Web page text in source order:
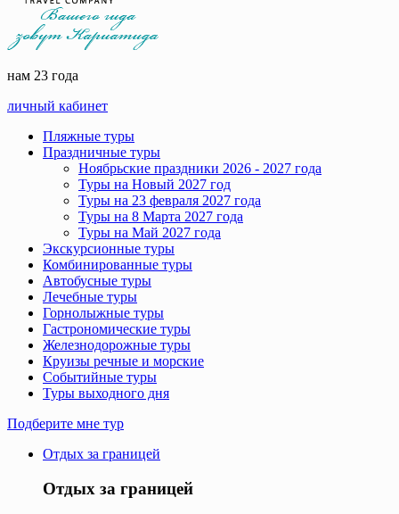
нам 23 года
личный кабинет
Пляжные туры
Праздничные туры
Ноябрьские праздники 2026 - 2027 года
Туры на Новый 2027 год
Туры на 23 февраля 2027 года
Туры на 8 Марта 2027 года
Туры на Май 2027 года
Экскурсионные туры
Комбинированные туры
Автобусные туры
Лечебные туры
Горнолыжные туры
Гастрономические туры
Железнодорожные туры
Круизы речные и морские
Событийные туры
Туры выходного дня
Подберите мне тур
Отдых за границей
Отдых за границей